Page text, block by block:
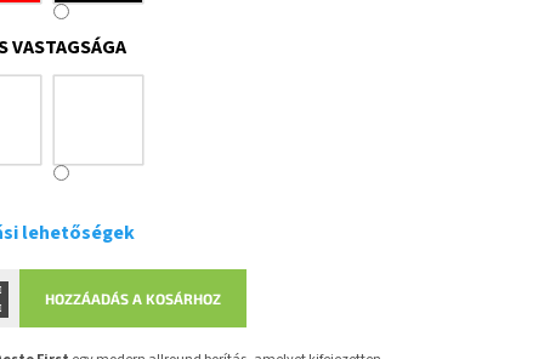
VASTAGSÁGA
lehetőségek
HOZZÁADÁS A KOSÁRHOZ